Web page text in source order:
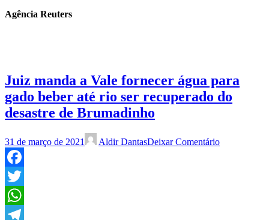
Agência Reuters
Juiz manda a Vale fornecer água para
gado beber até rio ser recuperado do
desastre de Brumadinho
31 de março de 2021 Aldir DantasDeixar Comentário
Facebook
Twitter
WhatsApp